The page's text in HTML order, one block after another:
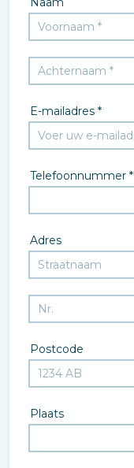
E-mailadres *
Telefoonnummer *
Adres
Postcode
Plaats